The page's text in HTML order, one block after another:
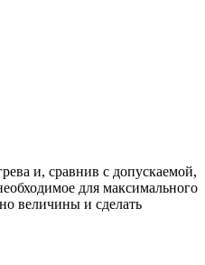
и, сравнив с допускаемой,
для максимального
величины и сделать